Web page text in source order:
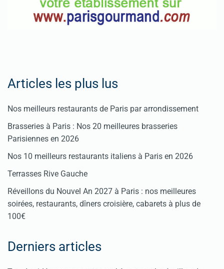
Articles les plus lus
Nos meilleurs restaurants de Paris par arrondissement
Brasseries à Paris : Nos 20 meilleures brasseries
Parisiennes en 2026
Nos 10 meilleurs restaurants italiens à Paris en 2026
Terrasses Rive Gauche
Réveillons du Nouvel An 2027 à Paris : nos meilleures
soirées, restaurants, dîners croisière, cabarets à plus de
100€
Derniers articles